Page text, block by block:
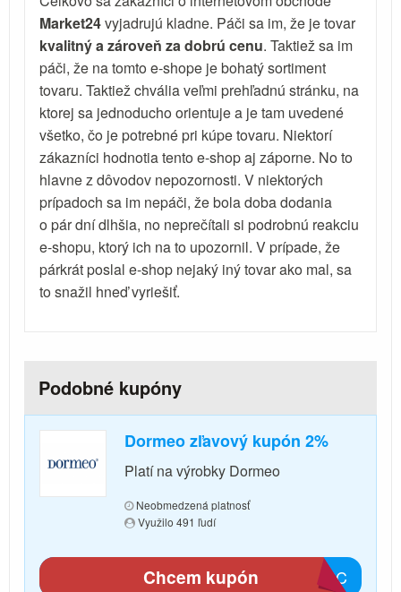
Market24vyjadrujú kladne. Páči sa im, že je tovar
kvalitný a zároveň za dobrú cenu. Taktiež sa im
páči, že na tomto e-shope je bohatý sortiment
tovaru. Taktiež chvália veľmi prehľadnú stránku, na
ktorej sa jednoducho orientuje a je tam uvedené
všetko, čo je potrebné pri kúpe tovaru. Niektorí
zákazníci hodnotia tento e-shop aj záporne. No to
hlavne z dôvodov nepozornosti. V niektorých
prípadoch sa im nepáči, že bola doba dodania
o pár dní dlhšia, no neprečítali si podrobnú reakciu
e-shopu, ktorý ich na to upozornil. V prípade, že
párkrát poslal e-shop nejaký iný tovar ako mal, sa
to snažil hneď vyriešiť.
Podobné kupóny
Dormeo zľavový kupón 2%
Platí na výrobky Dormeo
Neobmedzená platnosť
Využilo 491 ľudí
DA8C
Chcem kupón